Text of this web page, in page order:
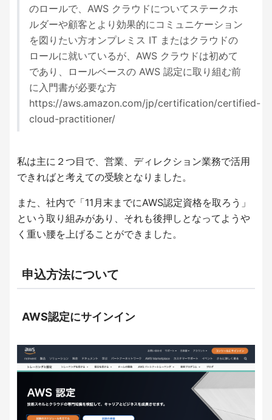
のロールで、AWS クラウドについてステークホ
ルダーや顧客とより効果的にコミュニケーション
を図りたい方オンプレミス IT またはクラウドの
ロールに就いているが、AWS クラウドは初めて
であり、ロールベースの AWS 認定に取り組む前
に入門書が必要な方
https://aws.amazon.com/jp/certification/certified-
cloud-practitioner/
私は主に２つ目で、営業、ディレクション業務で活用
できればと考えての受験となりました。
また、社内で「11月末までにAWS認定資格を取ろう」
という取り組みがあり、それも後押しとなってようや
く重い腰を上げることができました。
申込方法について
AWS認定にサインイン